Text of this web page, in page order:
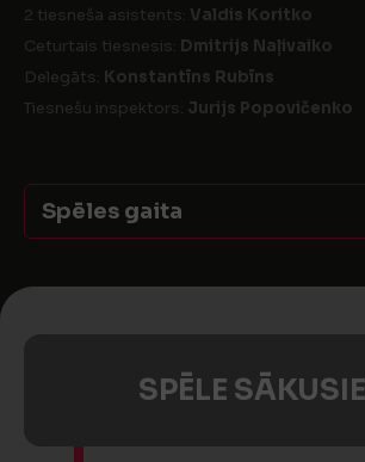
2 tiesneša asistents: Valdis Koritko
Ceturtais tiesnesis: Dmitrijs Naļivaiko
Delegāts: Konstantīns Rubīns
Tiesnešu inspektors: Jurijs Popovičenko
Spēles gaita
SPĒLE